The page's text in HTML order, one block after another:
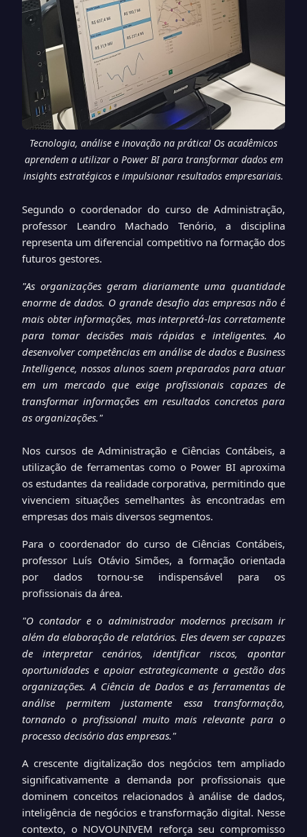
Tecnologia, análise e inovação na prática! Os acadêmicos
aprendem a utilizar o Power BI para transformar dados em
insights estratégicos e impulsionar resultados empresariais.
Segundo o coordenador do curso de Administração,
professor Leandro Machado Tenório, a disciplina
representa um diferencial competitivo na formação dos
futuros gestores.
"As organizações geram diariamente uma quantidade
enorme de dados. O grande desafio das empresas não é
mais obter informações, mas interpretá-las corretamente
para tomar decisões mais rápidas e inteligentes. Ao
desenvolver competências em análise de dados e Business
Intelligence, nossos alunos saem preparados para atuar
em um mercado que exige profissionais capazes de
transformar informações em resultados concretos para
as organizações."
Nos cursos de Administração e Ciências Contábeis, a
utilização de ferramentas como o Power BI aproxima
os estudantes da realidade corporativa, permitindo que
vivenciem situações semelhantes às encontradas em
empresas dos mais diversos segmentos.
Para o coordenador do curso de Ciências Contábeis,
professor Luís Otávio Simões, a formação orientada
por dados tornou-se indispensável para os
profissionais da área.
"O contador e o administrador modernos precisam ir
além da elaboração de relatórios. Eles devem ser capazes
de interpretar cenários, identificar riscos, apontar
oportunidades e apoiar estrategicamente a gestão das
organizações. A Ciência de Dados e as ferramentas de
análise permitem justamente essa transformação,
tornando o profissional muito mais relevante para o
processo decisório das empresas."
A crescente digitalização dos negócios tem ampliado
significativamente a demanda por profissionais que
dominem conceitos relacionados à análise de dados,
inteligência de negócios e transformação digital. Nesse
contexto, o NOVOUNIVEM reforça seu compromisso